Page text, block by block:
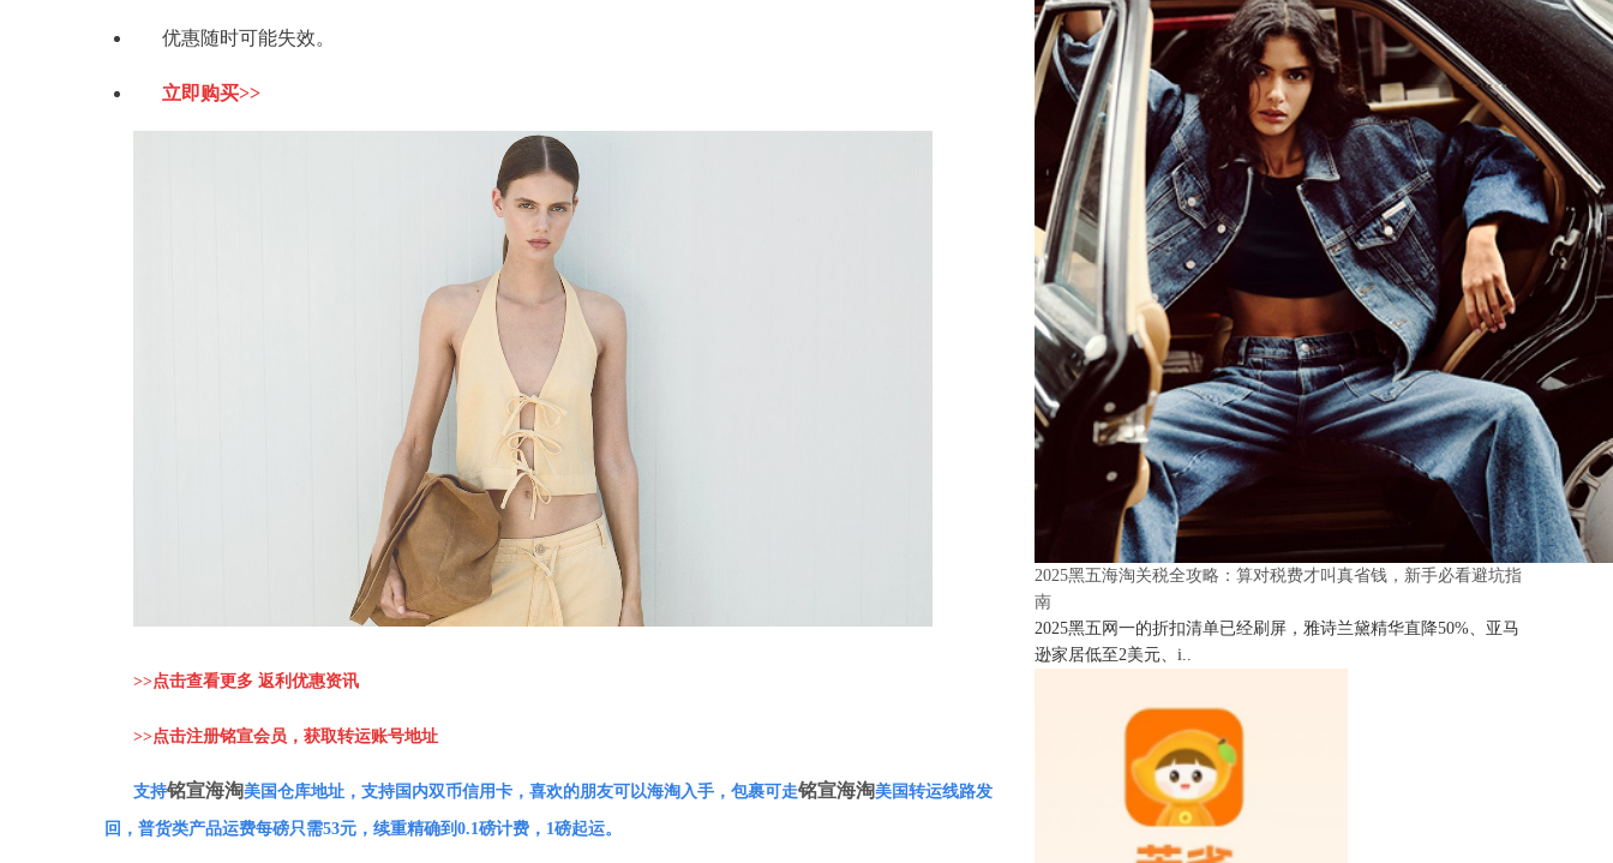
优惠随时可能失效。
立即购买>>
>>点击查看更多 返利优惠资讯
>>点击注册铭宣会员，获取转运账号地址
支持铭宣海淘美国仓库地址，支持国内双币信用卡，喜欢的朋友可以海淘入手，包裹可走铭宣海淘美国转运线路发
回，普货类产品运费每磅只需53元，续重精确到0.1磅计费，1磅起运。
2025黑五海淘关税全攻略：算对税费才叫真省钱，新手必看避坑指
南
2025黑五网一的折扣清单已经刷屏，雅诗兰黛精华直降50%、亚马
逊家居低至2美元、i..